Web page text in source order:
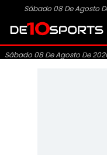
Sábado 08 De Agosto
Sábado 08 De Agosto De